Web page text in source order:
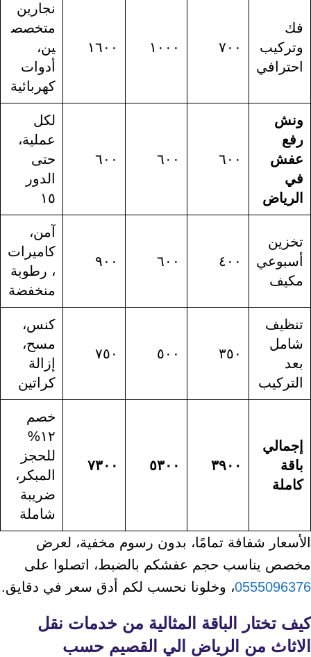
فك
وتركيب
احترافي
٧٠٠ ١٠٠٠ ١٦٠٠
نجارين
متخصص
ين،
أدوات
كهربائية
ونش
رفع
عفش
في
الرياض
٦٠٠ ٦٠٠ ٦٠٠
لكل
عملية،
حتى
الدور
١٥
تخزين
أسبوعي
مكيف
٤٠٠ ٦٠٠ ٩٠٠
آمن،
كاميرات
، رطوبة
منخفضة
تنظيف
شامل
بعد
التركيب
٣٥٠ ٥٠٠ ٧٥٠
كنس،
مسح،
إزالة
كراتين
إجمالي
باقة
كاملة
٣٩٠٠ ٥٣٠٠ ٧٣٠٠
خصم
١٢%
للحجز
المبكر،
ضريبة
شاملة
الأسعار شفافة تمامًا، بدون رسوم مخفية، لعرض
مخصص يناسب حجم عفشكم بالضبط، اتصلوا على
0555096376، وخلونا نحسب لكم أدق سعر في دقايق.
كيف تختار الباقة المثالية من خدمات نقل
الاثاث من الرياض الي القصيم حسب